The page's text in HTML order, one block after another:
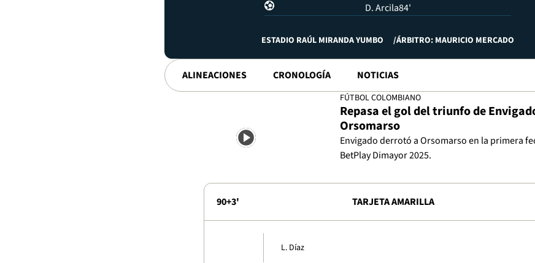
D. Arcila84'
ESTADIO RAÚL MIRANDA YUMBO ÁRBITRO: MAURICIO MERCADO
ALINEACIONES CRONOLOGÍA NOTICIAS
FÚTBOL COLOMBIANO
Repasa el gol del triunfo de
Orsomarso
Envigado derrotó a Orsomarso en la primera
BetPlay Dimayor 2025.
90+3' TARJETA AMARILLA
L. Díaz